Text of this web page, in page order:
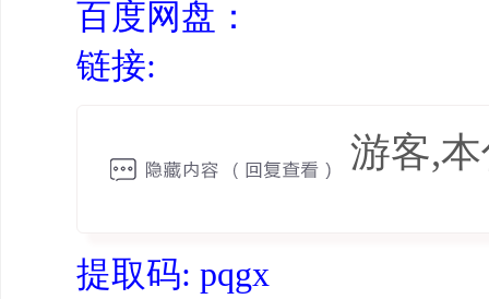
百度网盘：
链接:
游客,
提取码: pqgx